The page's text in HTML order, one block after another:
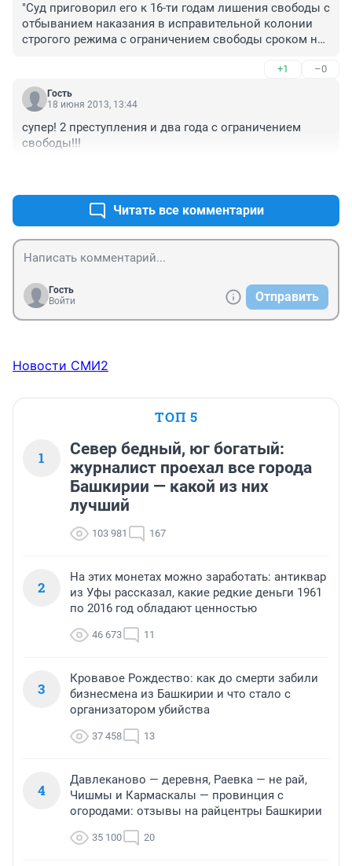
"Суд приговорил его к 16-ти годам лишения свободы с
отбыванием наказания в исправительной колонии
строгого режима с ограничением свободы сроком на
+1 –0
Гость
18 июня 2013, 13:44
супер! 2 преступления и два года с ограничением
свободы!!!
Читать все комментарии
Гость
Войти
Отправить
Новости СМИ2
ТОП 5
1
Север бедный, юг богатый:
журналист проехал все города
Башкирии — какой из них
лучший
103 981 167
2
На этих монетах можно заработать: антиквар
из Уфы рассказал, какие редкие деньги 1961
по 2016 год обладают ценностью
46 673 11
3
Кровавое Рождество: как до смерти забили
бизнесмена из Башкирии и что стало с
организатором убийства
37 458 13
4
Давлеканово — деревня, Раевка — не рай,
Чишмы и Кармаскалы — провинция с
огородами: отзывы на райцентры Башкирии
35 100 20